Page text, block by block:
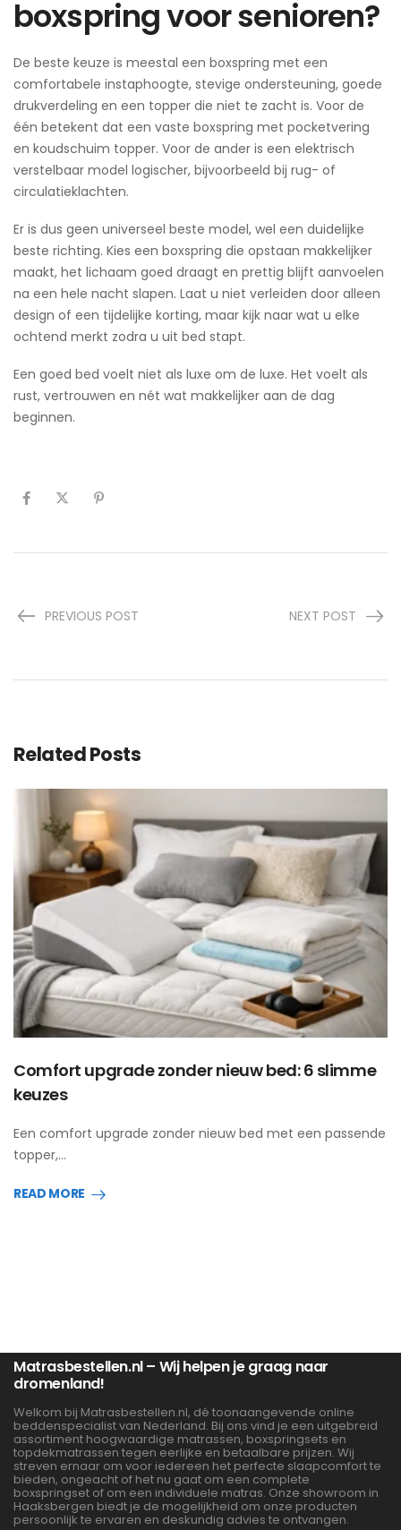
boxspring voor senioren?
De beste keuze is meestal een boxspring met een
comfortabele instaphoogte, stevige ondersteuning, goede
drukverdeling en een topper die niet te zacht is. Voor de
één betekent dat een vaste boxspring met pocketvering
en koudschuim topper. Voor de ander is een elektrisch
verstelbaar model logischer, bijvoorbeeld bij rug- of
circulatieklachten.
Er is dus geen universeel beste model, wel een duidelijke
beste richting. Kies een boxspring die opstaan makkelijker
maakt, het lichaam goed draagt en prettig blijft aanvoelen
na een hele nacht slapen. Laat u niet verleiden door alleen
design of een tijdelijke korting, maar kijk naar wat u elke
ochtend merkt zodra u uit bed stapt.
Een goed bed voelt niet als luxe om de luxe. Het voelt als
rust, vertrouwen en nét wat makkelijker aan de dag
beginnen.
PREVIOUS POST NEXT POST
Related Posts
Comfort upgrade zonder nieuw bed: 6 slimme
keuzes
Een comfort upgrade zonder nieuw bed met een passende
topper,…
READ MORE
Matrasbestellen.nl – Wij helpen je graag naar
dromenland!
Welkom bij Matrasbestellen.nl, dé toonaangevende online
beddenspecialist van Nederland. Bij ons vind je een uitgebreid
assortiment hoogwaardige matrassen, boxspringsets en
topdekmatrassen tegen eerlijke en betaalbare prijzen. Wij
streven ernaar om voor iedereen het perfecte slaapcomfort te
bieden, ongeacht of het nu gaat om een complete
boxspringset of om een individuele matras. Onze showroom in
Haaksbergen biedt je de mogelijkheid om onze producten
persoonlijk te ervaren en deskundig advies te ontvangen.